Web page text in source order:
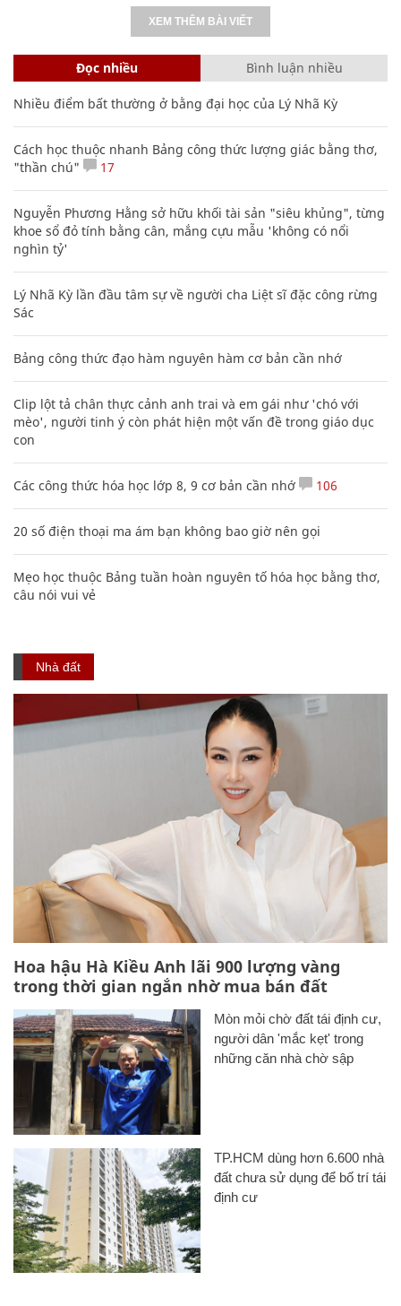
XEM THÊM BÀI VIẾT
Đọc nhiều Bình luận nhiều
Nhiều điểm bất thường ở bằng đại học của Lý Nhã Kỳ
Cách học thuộc nhanh Bảng công thức lượng giác bằng thơ,
"thần chú"
17
Nguyễn Phương Hằng sở hữu khối tài sản "siêu khủng", từng
khoe sổ đỏ tính bằng cân, mắng cựu mẫu 'không có nổi
nghìn tỷ'
Lý Nhã Kỳ lần đầu tâm sự về người cha Liệt sĩ đặc công rừng
Sác
Bảng công thức đạo hàm nguyên hàm cơ bản cần nhớ
Clip lột tả chân thực cảnh anh trai và em gái như 'chó với
mèo', người tinh ý còn phát hiện một vấn đề trong giáo dục
con
Các công thức hóa học lớp 8, 9 cơ bản cần nhớ 106
20 số điện thoại ma ám bạn không bao giờ nên gọi
Mẹo học thuộc Bảng tuần hoàn nguyên tố hóa học bằng thơ,
câu nói vui vẻ
Nhà đất
Hoa hậu Hà Kiều Anh lãi 900 lượng vàng
trong thời gian ngắn nhờ mua bán đất
Mòn mỏi chờ đất tái định cư,
người dân 'mắc kẹt' trong
những căn nhà chờ sập
TP.HCM dùng hơn 6.600 nhà
đất chưa sử dụng để bố trí tái
định cư